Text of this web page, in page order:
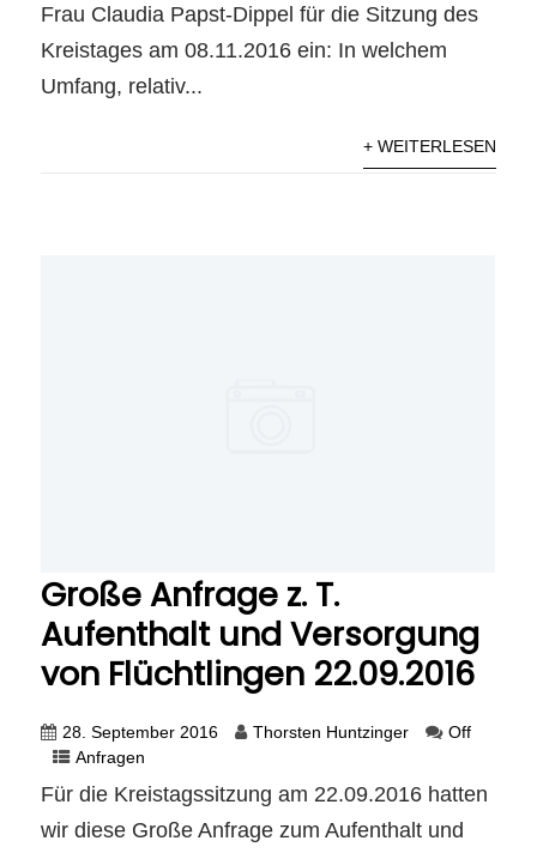
Frau Claudia Papst-Dippel für die Sitzung des
Kreistages am 08.11.2016 ein: In welchem
Umfang, relativ...
+ WEITERLESEN
Große Anfrage z. T.
Aufenthalt und Versorgung
von Flüchtlingen 22.09.2016
28. September 2016 Thorsten Huntzinger
Off
Anfragen
Für die Kreistagssitzung am 22.09.2016 hatten
wir diese Große Anfrage zum Aufenthalt und